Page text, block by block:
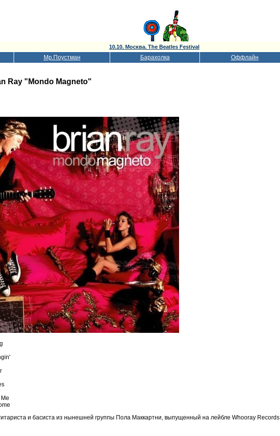
10.10. Москва. The Beatles Festival
Мр.Поустман Барахолка Оффлайн
Ray "Mondo Magneto"
и басиста из нынешней группы Пола Маккартни, выпущенный на лейбле Whooray Records.